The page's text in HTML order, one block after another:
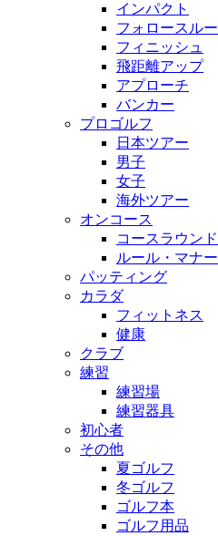
インパクト
フォロースルー
フィニッシュ
飛距離アップ
アプローチ
バンカー
プロゴルフ
日本ツアー
男子
女子
海外ツアー
オンコース
コースラウンド
ルール・マナー
パッティング
カラダ
フィットネス
健康
クラブ
練習
練習場
練習器具
初心者
その他
夏ゴルフ
冬ゴルフ
ゴルフ本
ゴルフ用品